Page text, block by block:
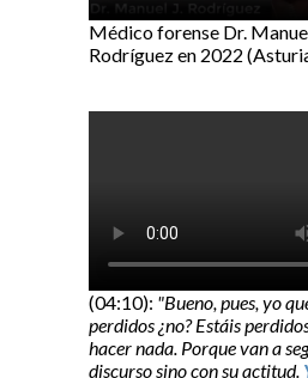
Médico forense Dr.
Rodríguez en 2022
(04:10): "Bueno, pues, yo
perdidos ¿no? Estáis
hacer nada. Porque van a
discurso sino con su actitud.